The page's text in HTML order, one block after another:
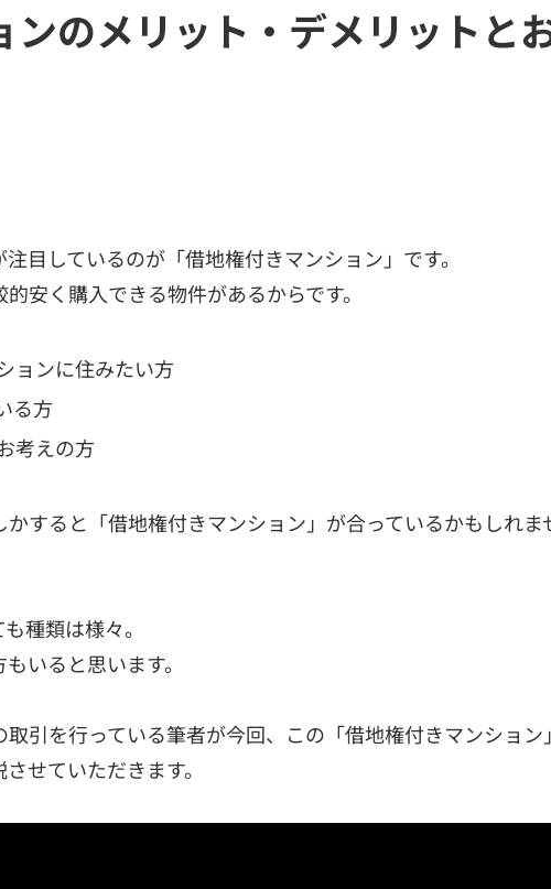
のメリット・デメリットと
目しているのが「借地権付きマンション」です。
安く購入できる物件があるからです。
ョンに住みたい方
る方
考えの方
すると「借地権付きマンション」が合っているかもしれま
種類は様々。
いると思います。
引を行っている筆者が今回、この「借地権付きマンション
せていただきます。